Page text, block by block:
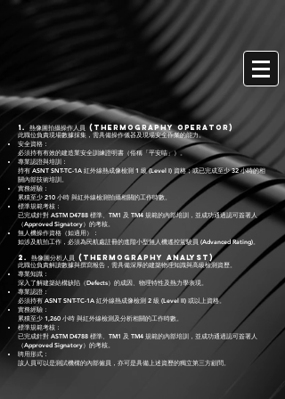
1. 熱像圖拍攝操作人員 (Thermography Operator)
此職位負責現場數據採集，需具備操作儀器及現場安全作業的能力。
安全資格：
必須持有有效的建造業安全訓練證明書（俗稱「平安咭」）。
專業認證與培訓：
持有 ASNT SNT-TC-1A 紅外線熱成像檢測 1 級 (Level I) 資格；或已完成至少 32 小時的相
關內部技術培訓。
實務經驗：
累積至少 210 小時 與紅外線檢測拍攝相關的工作時數。
標準規範考核：
已完成針對 ASTM D4788 標準、TM1 及 TM4 規範的內部培訓，並成功通過認可簽署人
（Approved Signatory）的考核。
無人機操作資格（如適用）：
如涉及航拍工作，必須為民航處註冊的進階小型無人機遙控駕駛員 (Advanced Rating)。
2. 熱像圖分析人員 (Thermography Analyst)
此職位負責解讀數據與撰寫報告，需具備深厚的建築物理知識與高級檢測資歷。
專業知識：
深入了解建築結構缺陷（Defects）的成因、物理特性及熱力學表現。
專業認證：
必須持有 ASNT SNT-TC-1A 紅外線熱成像檢測 2 級 (Level II) 或以上資格。
實務經驗：
累積至少 1,260 小時 與紅外線檢測及分析相關的工作時數。
標準規範考核：
已完成針對 ASTM D4788 標準、TM1 及 TM4 規範的內部培訓，並成功通過認可簽署人
（Approved Signatory）的考核。
聘用形式：
該人員可以是測試機構的內部僱員，亦可是具備上述資歷的獨立第三方顧問。